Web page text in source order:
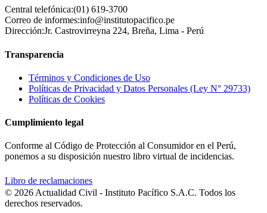
Central telefónica:(01) 619-3700
Correo de informes:info@institutopacifico.pe
Dirección:Jr. Castrovirreyna 224, Breña, Lima - Perú
Transparencia
Términos y Condiciones de Uso
Políticas de Privacidad y Datos Personales (Ley N° 29733)
Políticas de Cookies
Cumplimiento legal
Conforme al Código de Protección al Consumidor en el Perú,
ponemos a su disposición nuestro libro virtual de incidencias.
Libro de reclamaciones
© 2026 Actualidad Civil - Instituto Pacífico S.A.C. Todos los
derechos reservados.